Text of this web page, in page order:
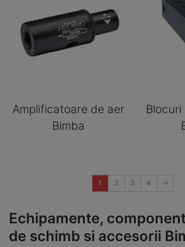
Amplificatoare de aer
Bimba
1 2 3 4 →
Echipamente,
de schimb si accesorii